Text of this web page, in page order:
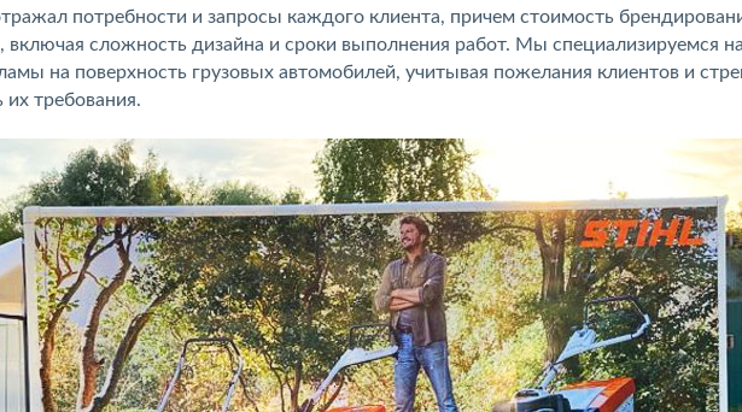
потребности и запросы каждого клиента, причем стоимость
включая сложность дизайна и сроки выполнения работ. Мы специализируемся
на поверхность грузовых автомобилей, учитывая пожелания клиентов и
их требования.